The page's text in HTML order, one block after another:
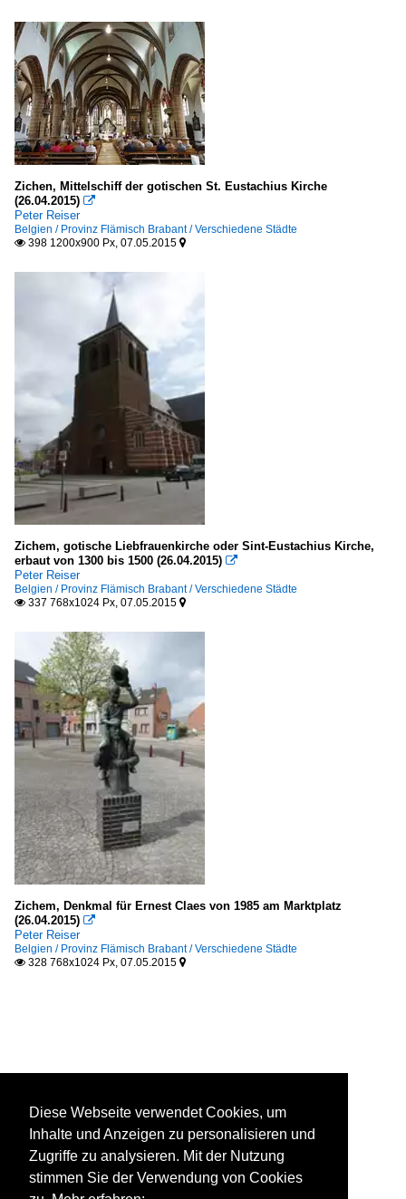
Zichen, Mittelschiff der gotischen St. Eustachius Kirche
(26.04.2015) 
Peter Reiser
Belgien / Provinz Flämisch Brabant / Verschiedene Städte
 398 1200x900 Px, 07.05.2015 
Zichem, gotische Liebfrauenkirche oder Sint-Eustachius Kirche,
erbaut von 1300 bis 1500 (26.04.2015) 
Peter Reiser
Belgien / Provinz Flämisch Brabant / Verschiedene Städte
 337 768x1024 Px, 07.05.2015 
Zichem, Denkmal für Ernest Claes von 1985 am Marktplatz
(26.04.2015) 
Peter Reiser
Belgien / Provinz Flämisch Brabant / Verschiedene Städte
 328 768x1024 Px, 07.05.2015 
Diese Webseite verwendet Cookies, um
Inhalte und Anzeigen zu personalisieren und
Zugriffe zu analysieren. Mit der Nutzung
stimmen Sie der Verwendung von Cookies